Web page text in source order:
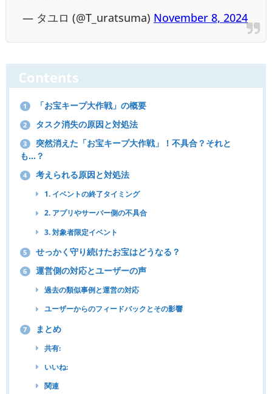
— タユロ (@T_uratsuma) November 8, 2024
Contents
1 「お宝キープ大作戦」の概要
2 タスク消失の原因と対処法
3
突然消えた「お宝キープ大作戦」！不具合？それと
も...？
4 考えられる原因と対処法
1. イベントの終了タイミング
2. アプリやサーバー側の不具合
3. 対象者限定イベント
5 せっかく守り続けたお宝はどうなる？
6 運営側の対応とユーザーの声
過去の類似事例と運営の対応
ユーザーからのフィードバックとその影響
7 まとめ
共有:
いいね:
関連